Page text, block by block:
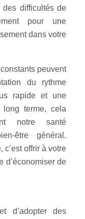
des difficultés de
pour une
dans votre
peuvent
du rythme
rapide et une
long terme, cela
notre santé
être général.
offrir à votre
d’économiser de
d’adopter des